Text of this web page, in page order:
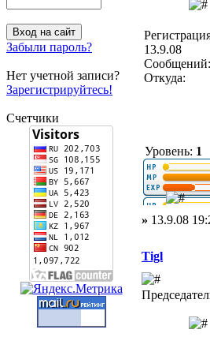
Забыли пароль?
Нет учетной записи?
Зарегистрируйтесь!
Счетчики
13.9.08
Откуда:
Уровень: 1
» 13.9.08
Tigl